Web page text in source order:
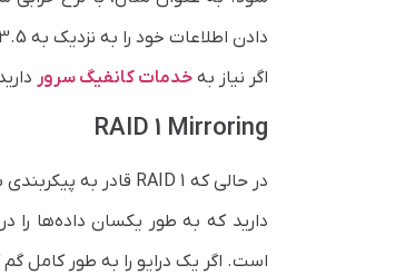
دادن اطلاعات خود را به نزدیک به 13.5٪ افزایش داده‌اید.
اگر نیاز بهخدمات کانفیگ سرور
RAID 1 Mirroring
است. اگر یک درایو را به طور کامل گم